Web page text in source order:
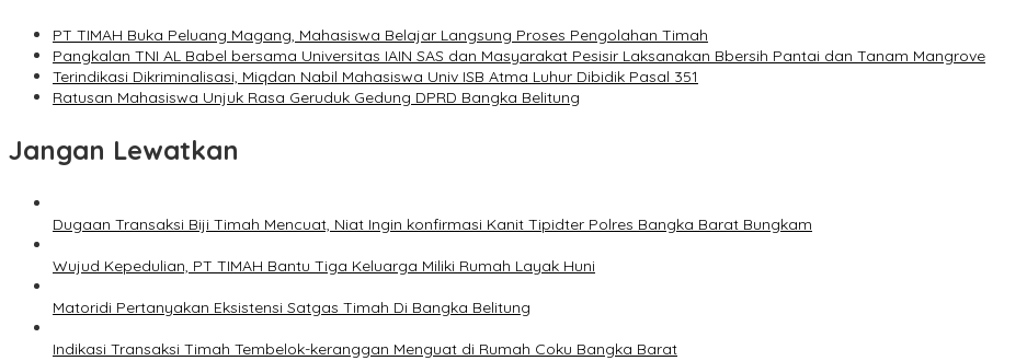
PT TIMAH Buka Peluang Magang, Mahasiswa Belajar Langsung Proses Pengolahan Timah
Pangkalan TNI AL Babel bersama Universitas IAIN SAS dan Masyarakat Pesisir Laksanakan Bbersih Pantai dan Tanam Mangrove
Terindikasi Dikriminalisasi, Miqdan Nabil Mahasiswa Univ ISB Atma Luhur Dibidik Pasal 351
Ratusan Mahasiswa Unjuk Rasa Geruduk Gedung DPRD Bangka Belitung
Jangan Lewatkan
Dugaan Transaksi Biji Timah Mencuat, Niat Ingin konfirmasi Kanit Tipidter Polres Bangka Barat Bungkam
Wujud Kepedulian, PT TIMAH Bantu Tiga Keluarga Miliki Rumah Layak Huni
Matoridi Pertanyakan Eksistensi Satgas Timah Di Bangka Belitung
Indikasi Transaksi Timah Tembelok-keranggan Menguat di Rumah Coku Bangka Barat